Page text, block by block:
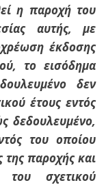
η παροχή του
αυτής, με
έκδοσης
το εισόδημα
δεν
έτους εντός
δεδουλευμένο,
του οποίου
παροχής και
σχετικού